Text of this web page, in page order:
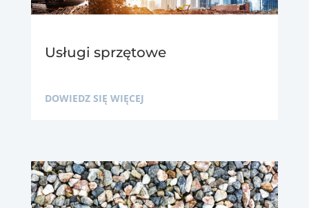
Usługi sprzętowe
DOWIEDZ SIĘ WIĘCEJ